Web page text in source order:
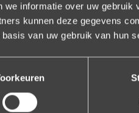
informatie over uw
kunnen deze gegevens
van uw gebruik van hun
Brigitte Antoine Guiet
Bekijk al onze reviews